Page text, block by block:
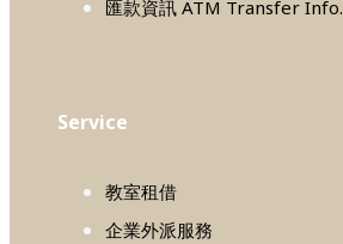
匯款資訊 ATM Transfer Info.
Service
教室租借
企業外派服務